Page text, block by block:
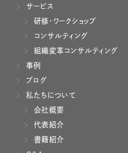
サービス
研修・ワークショップ
コンサルティング
組織変革コンサルティング
事例
ブログ
私たちについて
会社概要
代表紹介
書籍紹介